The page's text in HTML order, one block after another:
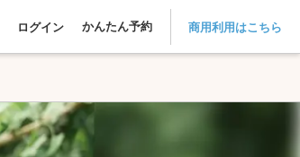
ログイン かんたん予約 商用利用はこちら